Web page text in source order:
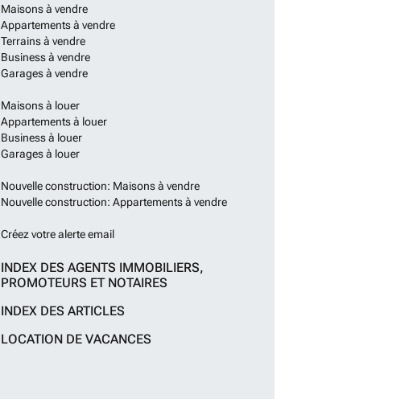
Maisons à vendre
Appartements à vendre
Terrains à vendre
Business à vendre
Garages à vendre
Maisons à louer
Appartements à louer
Business à louer
Garages à louer
Nouvelle construction: Maisons à vendre
Nouvelle construction: Appartements à vendre
Créez votre alerte email
INDEX DES AGENTS IMMOBILIERS,
PROMOTEURS ET NOTAIRES
INDEX DES ARTICLES
LOCATION DE VACANCES